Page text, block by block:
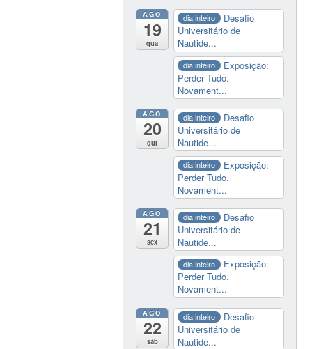
AGO
19
qua
dia inteiro
Desafio
Universitário de
Nautide...
dia inteiro
Exposição:
Perder Tudo.
Novament...
AGO
20
qui
dia inteiro
Desafio
Universitário de
Nautide...
dia inteiro
Exposição:
Perder Tudo.
Novament...
AGO
21
sex
dia inteiro
Desafio
Universitário de
Nautide...
dia inteiro
Exposição:
Perder Tudo.
Novament...
AGO
22
sáb
dia inteiro
Desafio
Universitário de
Nautide...